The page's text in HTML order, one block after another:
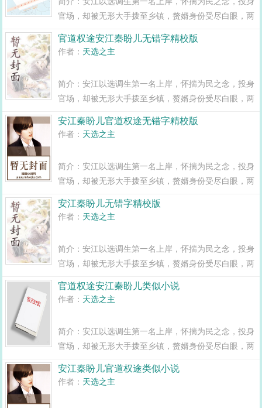
官场，却被无形大手拨至乡镇，赘婿身份受尽白眼，两
变全县最年轻正科级干部且看安江如何一路横空直撞，
官道权途安江秦盼儿无错字精校版
作者： 天选之主
简介：安江以选调生第一名上岸，怀揣为民之念，投身
官场，却被无形大手拨至乡镇，赘婿身份受尽白眼，两
变全县最年轻正科级干部且看安江如何一路横空直撞，
安江秦盼儿官道权途无错字精校版
作者： 天选之主
简介：安江以选调生第一名上岸，怀揣为民之念，投身
官场，却被无形大手拨至乡镇，赘婿身份受尽白眼，两
变全县最年轻正科级干部且看安江如何一路横空直撞，
安江秦盼儿无错字精校版
作者： 天选之主
简介：安江以选调生第一名上岸，怀揣为民之念，投身
官场，却被无形大手拨至乡镇，赘婿身份受尽白眼，两
变全县最年轻正科级干部且看安江如何一路横空直撞，
官道权途安江秦盼儿类似小说
作者： 天选之主
简介：安江以选调生第一名上岸，怀揣为民之念，投身
官场，却被无形大手拨至乡镇，赘婿身份受尽白眼，两
变全县最年轻正科级干部且看安江如何一路横空直撞，
安江秦盼儿官道权途类似小说
作者： 天选之主